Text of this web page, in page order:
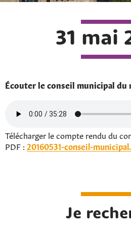
31 mai
Écouter le conseil municipal du
Télécharger le compte rendu du
PDF : 20160531-conseil-
Je